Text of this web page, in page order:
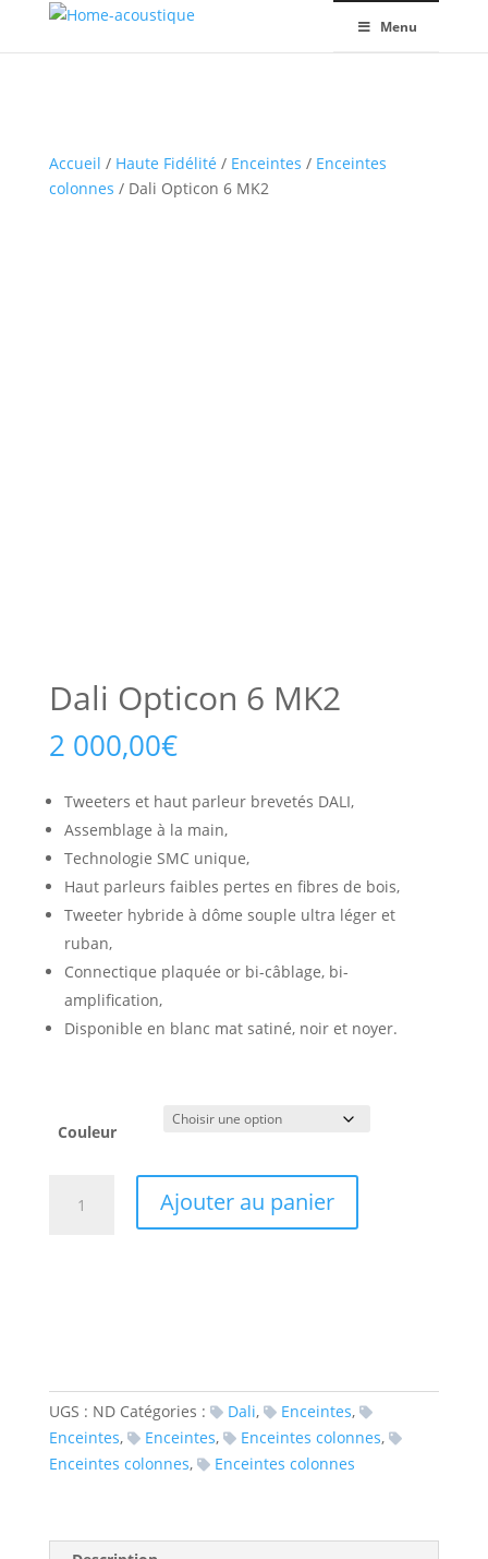
Menu
Accueil / Haute Fidélité / Enceintes / Enceintes
colonnes / Dali Opticon 6 MK2
Dali Opticon 6 MK2
2 000,00€
Tweeters et haut parleur brevetés DALI,
Assemblage à la main,
Technologie SMC unique,
Haut parleurs faibles pertes en fibres de bois,
Tweeter hybride à dôme souple ultra léger et
ruban,
Connectique plaquée or bi-câblage, bi-
amplification,
Disponible en blanc mat satiné, noir et noyer.
Couleur
Ajouter au panier
UGS : ND Catégories : Dali, Enceintes,
Enceintes, Enceintes, Enceintes colonnes,
Enceintes colonnes, Enceintes colonnes